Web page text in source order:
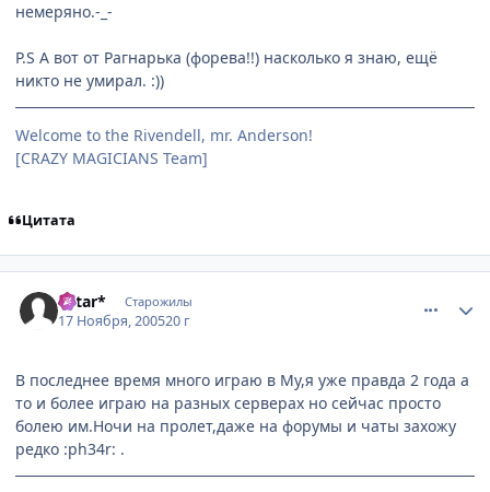
немеряно.-_-
P.S А вот от Рагнарька (форева!!) насколько я знаю, ещё
никто не умирал. :))
Welcome to the Rivendell, mr. Anderson!
[CRAZY MAGICIANS Team]
Цитата
*Star* Старожилы
17 Ноября, 200520 г
В последнее время много играю в Му,я уже правда 2 года а
то и более играю на разных серверах но сейчас просто
болею им.Ночи на пролет,даже на форумы и чаты захожу
редко :ph34r: .